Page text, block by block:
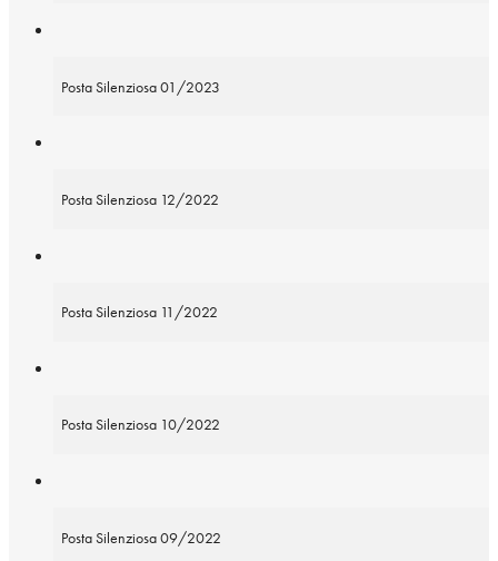
Posta Silenziosa 01/2023
Posta Silenziosa 12/2022
Posta Silenziosa 11/2022
Posta Silenziosa 10/2022
Posta Silenziosa 09/2022